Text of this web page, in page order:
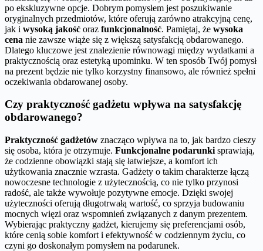
po ekskluzywne opcje. Dobrym pomysłem jest poszukiwanie
oryginalnych przedmiotów, które oferują zarówno atrakcyjną cenę,
jak i wysoką jakość oraz funkcjonalność. Pamiętaj, że wysoka
cena nie zawsze wiąże się z większą satysfakcją obdarowanego.
Dlatego kluczowe jest znalezienie równowagi między wydatkami a
praktycznością oraz estetyką upominku. W ten sposób Twój pomysł
na prezent będzie nie tylko korzystny finansowo, ale również spełni
oczekiwania obdarowanej osoby.
Czy praktyczność gadżetu wpływa na satysfakcję
obdarowanego?
Praktyczność gadżetów znacząco wpływa na to, jak bardzo cieszy
się osoba, która je otrzymuje. Funkcjonalne podarunki sprawiają,
że codzienne obowiązki stają się łatwiejsze, a komfort ich
użytkowania znacznie wzrasta. Gadżety o takim charakterze łączą
nowoczesne technologie z użytecznością, co nie tylko przynosi
radość, ale także wywołuje pozytywne emocje. Dzięki swojej
użyteczności oferują długotrwałą wartość, co sprzyja budowaniu
mocnych więzi oraz wspomnień związanych z danym prezentem.
Wybierając praktyczny gadżet, kierujemy się preferencjami osób,
które cenią sobie komfort i efektywność w codziennym życiu, co
czyni go doskonałym pomysłem na podarunek.